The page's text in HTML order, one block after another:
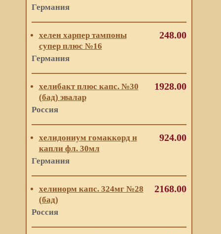
Германия
хелен харпер тампоны
супер плюс №16
Германия
248.00
хелибакт плюс капс. №30
(бад) эвалар
Россия
1928.00
хелидониум гомаккорд н
капли фл. 30мл
Германия
924.00
хелинорм капс. 324мг №28
(бад)
Россия
2168.00